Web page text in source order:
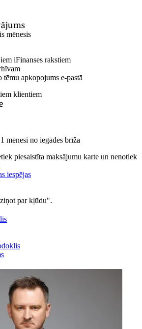
mēnesis
iFinanses rakstiem
tēmu apkopojums e-pastā
klientiem
mēnesi no iegādes brīža
piesaistīta maksājumu karte un nenotiek
iespējas
par kļūdu".